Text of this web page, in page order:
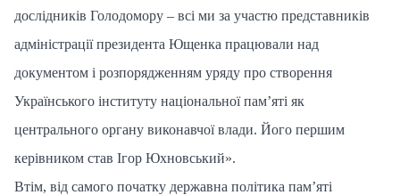
дослідників Голодомору – всі ми за участю представників
адміністрації президента Ющенка працювали над
документом і розпорядженням уряду про створення
Українського інституту національної пам’яті як
центрального органу виконавчої влади. Його першим
керівником став Ігор Юхновський».
Втім, від самого початку державна політика пам’яті